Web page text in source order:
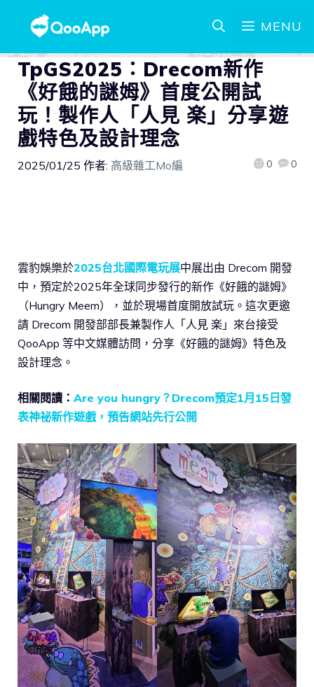
MENU
TpGS2025：Drecom新作
《好餓的謎姆》首度公開試
玩！製作人「人見 楽」分享遊
戲特色及設計理念
2025/01/25 作者: 高級雜工Mo編 0 0
雲豹娛樂於2025台北國際電玩展中展出由 Drecom 開發
中，預定於2025年全球同步發行的新作《好餓的謎姆》
（Hungry Meem），並於現場首度開放試玩。這次更邀
請 Drecom 開發部部長兼製作人「人見 楽」來台接受
QooApp 等中文媒體訪問，分享《好餓的謎姆》特色及
設計理念。
相關閱讀： Are you hungry？Drecom預定1月15日發
表神祕新作遊戲，預告網站先行公開